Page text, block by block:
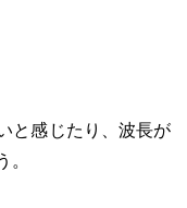
と感じたり、波長が
。